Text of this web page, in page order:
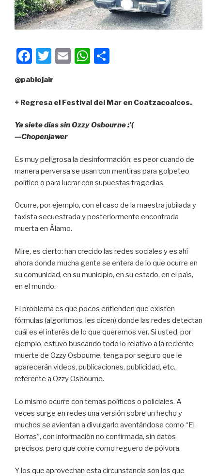
F
c
e
b
o
k
T
tt
er
E
W
s
A
p
p
tir
@pablojair
+ Regresa el Festival del Mar en Coatzacoalcos.
Ya siete días sin Ozzy Osbourne :’(
—Chopenjawer
Es muy peligrosa la desinformación; es peor cuando de
manera perversa se usan con mentiras para golpeteo
político o para lucrar con supuestas tragedias.
Ocurre, por ejemplo, con el caso de la maestra jubilada y
taxista secuestrada y posteriormente encontrada
muerta en Álamo.
Mire, es cierto: han crecido las redes sociales y es ahí
ahora donde mucha gente se entera de lo que ocurre en
su comunidad, en su municipio, en su estado, en el país,
en el mundo.
El problema es que pocos entienden que existen
fórmulas (algoritmos, les dicen) donde las redes detectan
cuál es el interés de lo que queremos ver. Si usted, por
ejemplo, estuvo buscando todo lo relativo a la reciente
muerte de Ozzy Osbourne, tenga por seguro que le
aparecerán videos, publicaciones, publicidad, etc.,
referente a Ozzy Osbourne.
Lo mismo ocurre con temas políticos o policiales. A
veces surge en redes una versión sobre un hecho y
muchos se avientan a divulgarlo aventándose como “El
Borras”, con información no confirmada, sin datos
precisos, pero que corre como reguero de pólvora.
Y los que aprovechan esta circunstancia son los que